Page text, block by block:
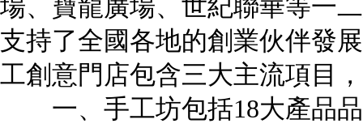
場、寶龍廣場、世紀聯華等一
支持了全國各地的創業伙伴發
工創意門店包含三大主流項目
一、手工坊包括18大產品品